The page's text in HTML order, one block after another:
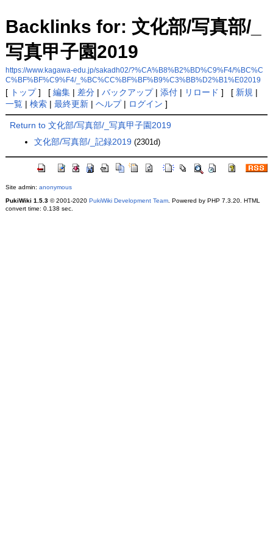
Backlinks for: 文化部/写真部/_
写真甲子園2019
https://www.kagawa-edu.jp/sakadh02/?%CA%B8%B2%BD%C9%F4/%BC%C
C%BF%BF%C9%F4/_%BC%CC%BF%BF%B9%C3%BB%D2%B1%E02019
[ トップ] [ 編集| 差分| バックアップ| 添付| リロード ] [ 新規 |
一覧| 検索| 最終更新| ヘルプ| ログイン ]
Return to 文化部/写真部/_写真甲子園2019
文化部/写真部/_記録2019 (2301d)
Site admin: anonymous
PukiWiki 1.5.3© 2001-2020 PukiWiki Development Team. Powered by PHP 7.3.20. HTML
convert time: 0.138 sec.